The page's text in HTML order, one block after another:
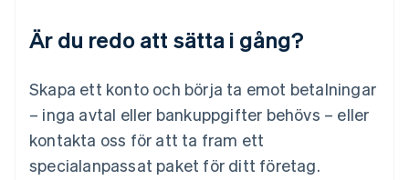
Är du redo att sätta i gång?
Skapa ett konto och börja ta emot betalningar
– inga avtal eller bankuppgifter behövs – eller
kontakta oss för att ta fram ett
specialanpassat paket för ditt företag.
FrançaisDeutschEnglish
Malta
English
Mexiko
Español English
Nederländerna